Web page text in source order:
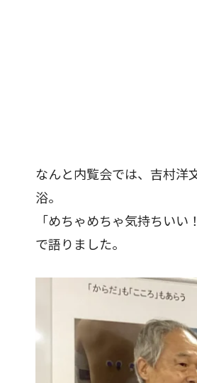
なんと内覧会では、吉村洋
浴。
「めちゃめちゃ気持ちい
で語りました。